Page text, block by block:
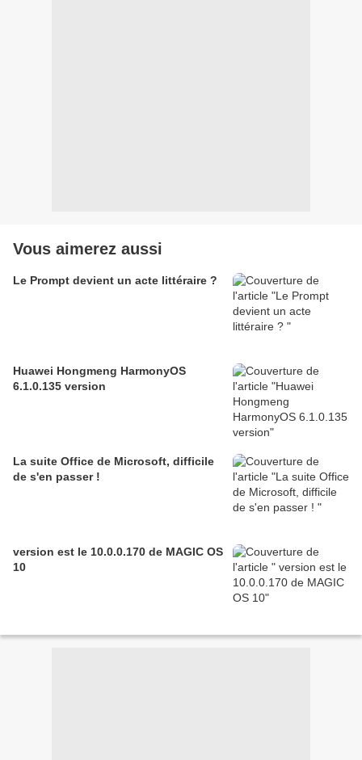
Vous aimerez aussi
Le Prompt devient un acte littéraire ?
Huawei Hongmeng HarmonyOS
6.1.0.135 version
La suite Office de Microsoft, difficile
de s'en passer !
version est le 10.0.0.170 de MAGIC OS
10